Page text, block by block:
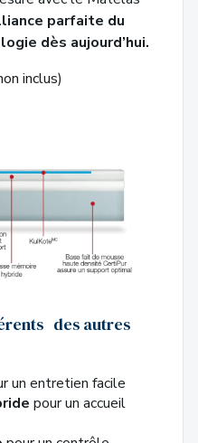
parfaite du
dès aujourd’hui.
inclus)
des autres
un entretien facile
pour un accueil